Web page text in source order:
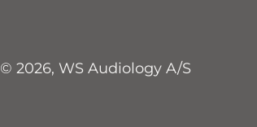
© 2026, WS Audiology A/S